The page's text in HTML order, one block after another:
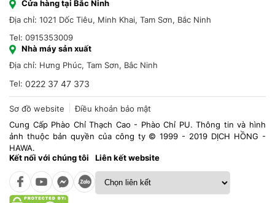
Cửa hàng tại Bắc Ninh
Địa chỉ: 1021 Dốc Tiêu, Minh Khai, Tam Sơn, Bắc Ninh
Tel: 0915353009
Nhà máy sản xuất
Địa chỉ: Hưng Phúc, Tam Sơn, Bắc Ninh
Tel: 0222 37 47 373
Sơ đồ website
Điều khoản bảo mật
Cung Cấp Phào Chỉ Thạch Cao - Phào Chỉ PU. Thông tin và hình
ảnh thuộc bản quyền của công ty © 1999 - 2019 DỊCH HỒNG -
HAWA.
Kết nối với chúng tôi
Liên kết website